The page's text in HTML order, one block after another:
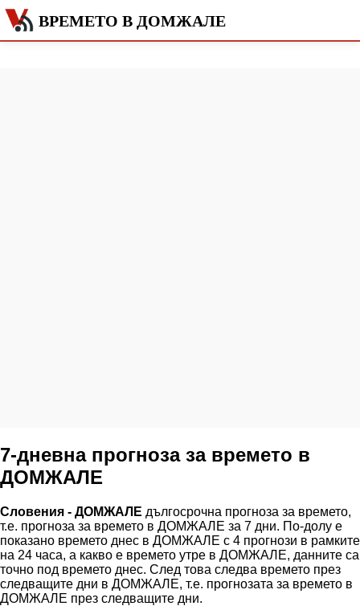
ВРЕМЕТО В ДОМЖАЛЕ
7-дневна прогноза за времето в
ДОМЖАЛЕ
Словения - ДОМЖАЛЕ дългосрочна прогноза за времето,
т.е. прогноза за времето в ДОМЖАЛЕ за 7 дни. По-долу е
показано времето днес в ДОМЖАЛЕ с 4 прогнози в рамките
на 24 часа, а какво е времето утре в ДОМЖАЛЕ, данните са
точно под времето днес. След това следва времето през
следващите дни в ДОМЖАЛЕ, т.е. прогнозата за времето в
ДОМЖАЛЕ през следващите дни.